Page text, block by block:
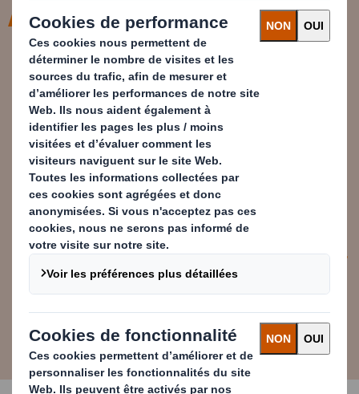
Je suis convaincue qu’on peut tous,
à notre niveau, avoir un impact
positif. J’essaie d’être dans une
démarche simple et concrète :
montrer l’exemple, proposer des
idées, embarquer les autres sans
être dans l’injonction.